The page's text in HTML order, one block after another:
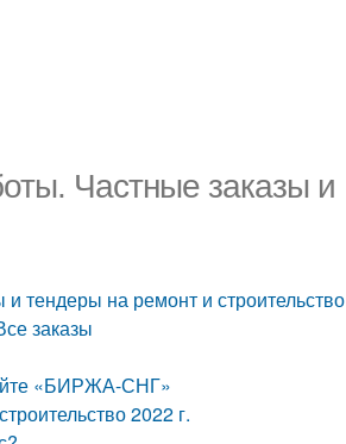
Частные заказы и
тендеры на ремонт и строительство
заказы
«БИРЖА-СНГ»
2022 г.